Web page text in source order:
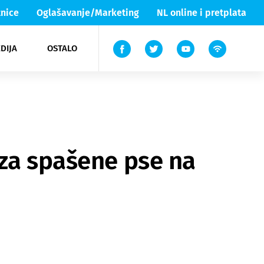
Oglašavanje/Marketing NL online i pretplata
OSTALO
Lika & Senj
TV
spašene pse na